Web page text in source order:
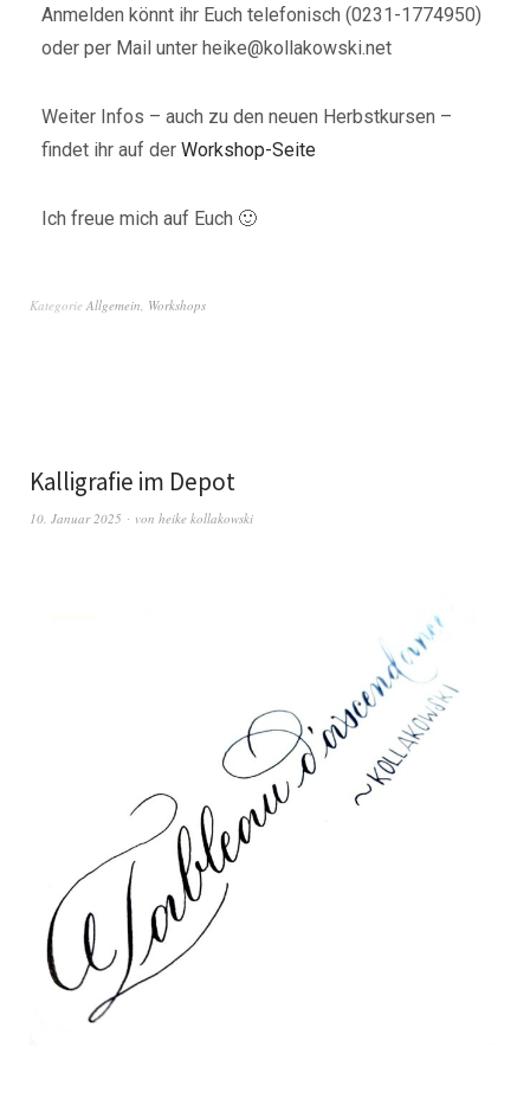
Anmelden könnt ihr Euch telefonisch (0231-1774950)
oder per Mail unter heike@kollakowski.net
Weiter Infos – auch zu den neuen Herbstkursen –
findet ihr auf der Workshop-Seite
Ich freue mich auf Euch 🙂
Kategorie Allgemein Workshops
Kalligrafie im Depot
10. Januar 2025 von heike kollakowski